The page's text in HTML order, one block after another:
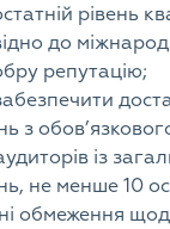
рівень
до
репутацію;
з
із
не менше 10
обмеження